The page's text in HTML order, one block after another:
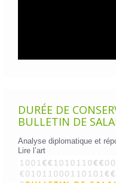
DURÉE DE
BULLETIN DE
Analyse diplomatique et
Lire l’art